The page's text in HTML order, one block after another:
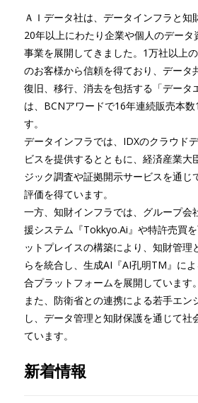
ＡＩデータ社は、データインフラと知
20年以上にわたり企業や個人のデータ
事業を展開してきました。1万社以上
のお客様から信頼を得ており、データ
復旧、移行、消去を包括する「データ
は、BCNアワードで16年連続販売本数
す。
データインフラでは、IDXのクラウド
ビスを提供するとともに、経済産業大
ジック調査や証拠開示サービスを通じ
評価を得ています。
一方、知財インフラでは、グループ会
援システム『Tokkyo.Ai』や特許売買
ットプレイスの構築により、知財管理
らを統合し、生成AI『AI孔明TM』に
合プラットフォームを展開しています。
また、防衛省との連携による若手エン
し、データ管理と知財保護を通じて社
ています。
新着情報